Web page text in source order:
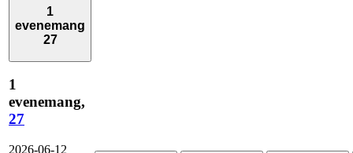
1
evenemang
27
1
evenemang,
27
2026-06-12